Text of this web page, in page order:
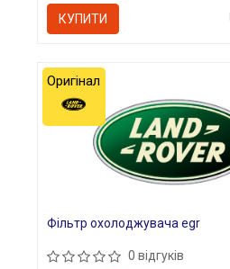
КУПИТИ
Фільтр охолоджувача egr
0 відгуків
Оригінал